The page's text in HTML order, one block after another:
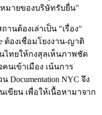
มายของบริษัทรับยื่น"
านต้องเล่าเป็น "เรื่อง"
ต้องเชื่อมโยงงาน-ญาติ
ไทยให้กงสุลเห็นภาพชัด
นเข้าเมือง เน้นการ
NYC จึง
ขียน เพื่อให้เนื้อหามาจาก